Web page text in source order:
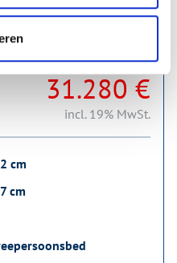
31.280 €
incl. 19% MwSt.
cm
cm